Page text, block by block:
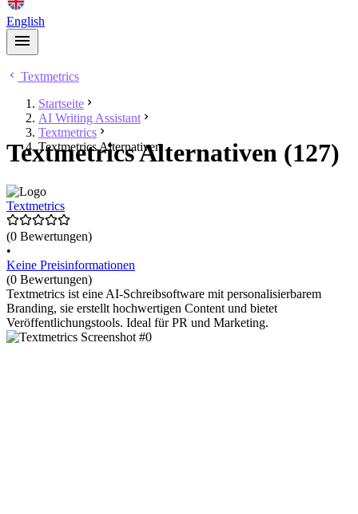
English
Textmetrics
Startseite
AI Writing Assistant
Textmetrics
Textmetrics Alternativen
Textmetrics Alternativen (127)
Textmetrics
(0 Bewertungen)
•
Keine Preisinformationen
(0 Bewertungen)
Textmetrics ist eine AI-Schreibsoftware mit personalisierbarem
Branding, sie erstellt hochwertigen Content und bietet
Veröffentlichungstools. Ideal für PR und Marketing.